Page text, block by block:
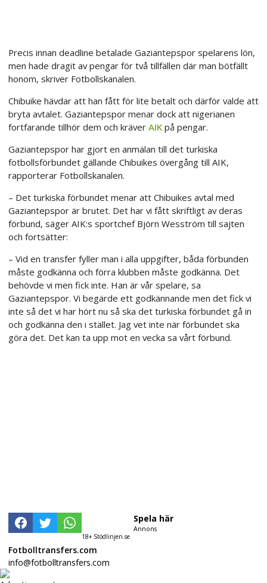
Precis innan deadline betalade Gaziantepspor spelarens lön,
men hade dragit av pengar för två tillfällen där man bötfällt
honom, skriver Fotbollskanalen.
Chibuike hävdar att han fått för lite betalt och därför valde att
bryta avtalet. Gaziantepspor menar dock att nigerianen
fortfarande tillhör dem och kräver AIK på pengar.
Gaziantepspor har gjort en anmälan till det turkiska
fotbollsförbundet gällande Chibuikes övergång till AIK,
rapporterar Fotbollskanalen.
– Det turkiska förbundet menar att Chibuikes avtal med
Gaziantepspor är brutet. Det har vi fått skriftligt av deras
förbund, säger AIK:s sportchef Björn Wesström till sajten
och fortsätter:
– Vid en transfer fyller man i alla uppgifter, båda förbunden
måste godkänna och förra klubben måste godkänna. Det
behövde vi men fick inte. Han är vår spelare, sa
Gaziantepspor. Vi begärde ett godkännande men det fick vi
inte så det vi har hört nu så ska det turkiska förbundet gå in
och godkänna den i stället. Jag vet inte när förbundet ska
göra det. Det kan ta upp mot en vecka sa vårt förbund.
18+ Stödlinjen.se
Spela här
Annons
Fotbolltransfers.com
info@fotbolltransfers.com